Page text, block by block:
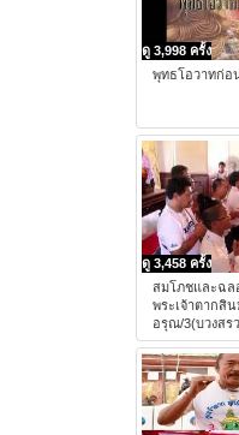
ดู 3,998 ครั้ง
พุทธโอวาทก่อ
ดู 3,458 ครั้ง
สมโภชและฉล
พระเจ้าตากสิ
อรุณ/3(บวงสร